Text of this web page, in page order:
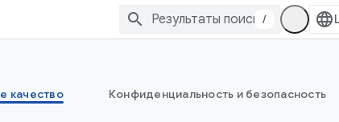
/
качество Конфиденциальность и безопасность